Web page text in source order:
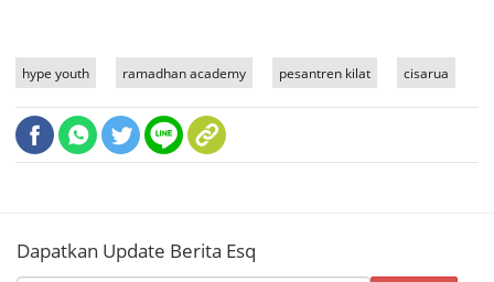
hype youth ramadhan academy pesantren kilat cisarua
Dapatkan Update Berita Esq